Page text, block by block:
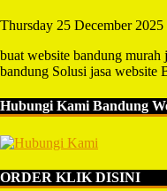
Thursday 25 December 2025
buat website bandung murah
bandung Solusi jasa
Hubungi Kami Bandung
ORDER KLIK DISINI